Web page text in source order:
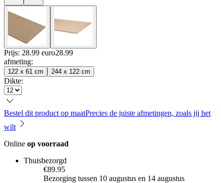
Prijs: 28.99 euro28.99
afmeting:
122 x 61 cm 244 x 122 cm
Dikte:
Bestel dit product op maatPrecies de juiste afmetingen, zoals jij het
wilt
Online op voorraad
Thuisbezorgd
€89.95
Bezorging tussen 10 augustus en 14 augustus